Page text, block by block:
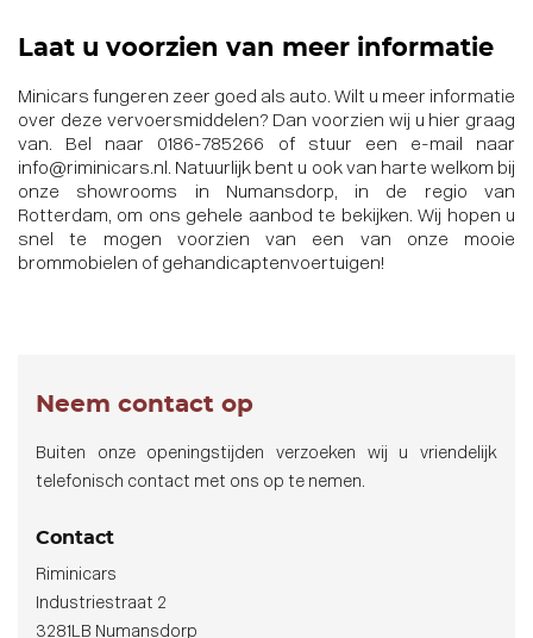
Laat u voorzien van meer informatie
Minicars fungeren zeer goed als auto. Wilt u meer informatie
over deze vervoersmiddelen? Dan voorzien wij u hier graag
van. Bel naar 0186-785266 of stuur een e-mail naar
info@riminicars.nl . Natuurlijk bent u ook van harte welkom bij
onze showrooms in Numansdorp, in de regio van
Rotterdam, om ons gehele aanbod te bekijken. Wij hopen u
snel te mogen voorzien van een van onze mooie
brommobielen of gehandicaptenvoertuigen!
Neem contact op
Buiten onze openingstijden verzoeken wij u vriendelijk
telefonisch contact met ons op te nemen.
Contact
Riminicars
Industriestraat 2
3281LB Numansdorp